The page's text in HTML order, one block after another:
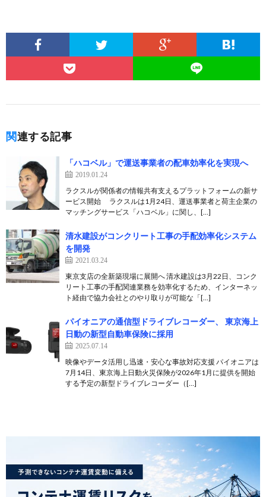
関連する記事
「ハコベル」で運送事業者の配車効率化を実現へ
2019.01.24
ラクスルが関係者の情報共有支えるプラットフォームの新サ
ービス開始 ラクスルは1月24日、運送事業者と荷主企業の
マッチングサービス「ハコベル」に関し、[…]
清水建設がコンクリート工事の手配効率化システム
を開発
2021.03.24
東京支店の全新築現場に展開へ 清水建設は3月22日、コンク
リート工事の手配関連業務を効率化するため、インターネッ
ト経由で協力会社とのやり取りが可能な「[…]
パイオニアの通信型ドライブレコーダー、 東京海上
日動の新型自動車保険に採用
2025.07.14
映像やデータ活用し迅速・安心な事故対応支援 パイオニアは
7月14日、東京海上日動火災保険が2026年1月に提供を開始
する予定の新型ドライブレコーダー（[…]